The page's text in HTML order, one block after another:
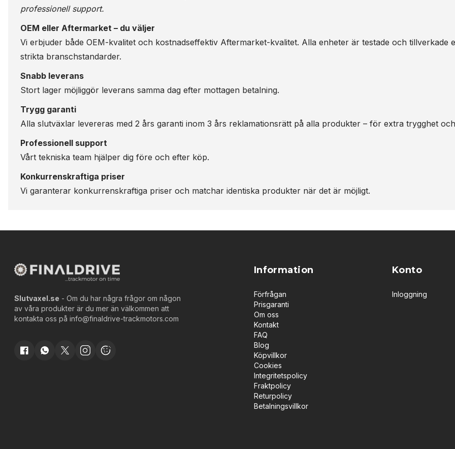
professionell support.
OEM eller Aftermarket – du väljer
Vi erbjuder både OEM-kvalitet och kostnadseffektiv Aftermarket-kvalitet. Alla enheter är testade och tillverkade
strikta branschstandarder.
Snabb leverans
Stort lager möjliggör leverans samma dag efter mottagen betalning.
Trygg garanti
Alla slutväxlar levereras med 2 års garanti inom 3 års reklamationsrätt på alla produkter – för extra trygghet
Professionell support
Vårt tekniska team hjälper dig före och efter köp.
Konkurrenskraftiga priser
Vi garanterar konkurrenskraftiga priser och matchar identiska produkter när det är möjligt.
Slutvaxel.se - Om du har några frågor om någon
av våra produkter är du mer än välkommen att
kontakta oss på info@finaldrive-trackmotors.com
Information
Förfrågan
Prisgaranti
Om oss
Kontakt
FAQ
Blog
Köpvillkor
Cookies
Integritetspolicy
Fraktpolicy
Returpolicy
Betalningsvillkor
Konto
Inloggning